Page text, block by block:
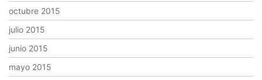
octubre 2015
julio 2015
junio 2015
mayo 2015